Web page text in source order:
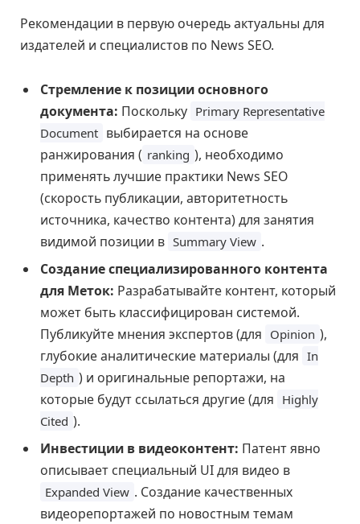
Рекомендации в первую очередь актуальны для
издателей и специалистов по News SEO.
Стремление к позиции основного
документа: Поскольку Primary Representative
Document выбирается на основе
ранжирования ( ranking ), необходимо
применять лучшие практики News SEO
(скорость публикации, авторитетность
источника, качество контента) для занятия
видимой позиции в Summary View .
Создание специализированного контента
для Меток: Разрабатывайте контент, который
может быть классифицирован системой.
Публикуйте мнения экспертов (для Opinion ),
глубокие аналитические материалы (для In
Depth ) и оригинальные репортажи, на
которые будут ссылаться другие (для Highly
Cited ).
Инвестиции в видеоконтент: Патент явно
описывает специальный UI для видео в
Expanded View . Создание качественных
видеорепортажей по новостным темам